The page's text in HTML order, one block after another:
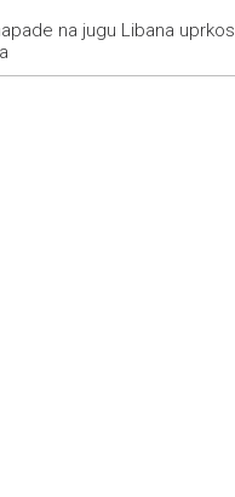
na jugu Libana uprkos